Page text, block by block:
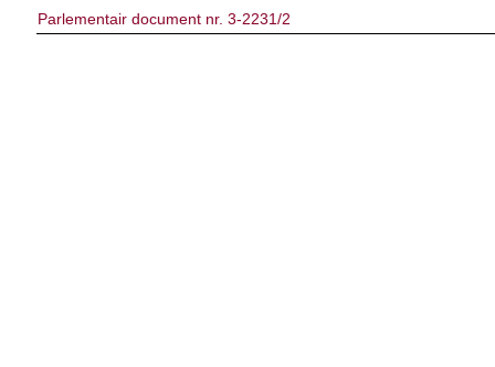
Parlementair document nr. 3-2231/2